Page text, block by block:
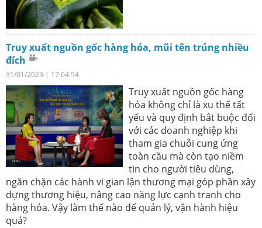
Truy xuất nguồn gốc hàng hóa, mũi tên trúng nhiều
đích
31/01/2023 | 17:04:54
Truy xuất nguồn gốc hàng
hóa không chỉ là xu thế tất
yếu và quy định bắt buộc đối
với các doanh nghiệp khi
tham gia chuỗi cung ứng
toàn cầu mà còn tạo niềm
tin cho người tiêu dùng,
ngăn chặn các hành vi gian lận thương mại góp phần xây
dựng thương hiệu, nâng cao năng lực cạnh tranh cho
hàng hóa. Vậy làm thế nào để quản lý, vận hành hiệu
quả?